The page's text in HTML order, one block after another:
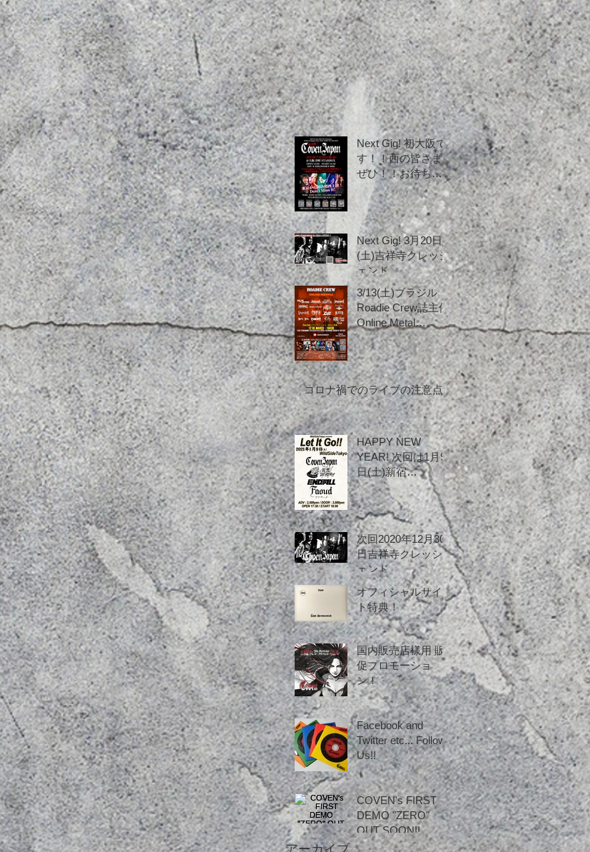
Next Gig! 初大阪で
す！！西の皆さま
ぜひ！！お待ちし
ております！
Next Gig! 3月20日
(土)吉祥寺クレッシ
ェンド
3/13(土)ブラジル
Roadie Crew誌主催
Online Metal
Festival！
コロナ禍でのライブの注意点
HAPPY NEW
YEAR! 次回は1月9
日(土)新宿
WildsideTokyoで
す！
次回2020年12月30
日吉祥寺クレッシ
ェンド
オフィシャルサイ
ト特典！
国内販売店様用 販
促プロモーショ
ン！
Facebook and
Twitter etc... Follow
Us!!
COVEN's FIRST
DEMO "ZERO"
OUT SOON!!